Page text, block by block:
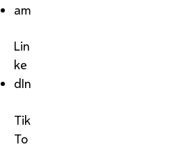
am
Lin
ke
dIn
Tik
To